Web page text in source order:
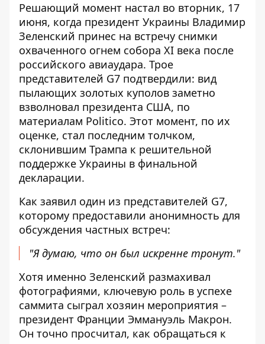
Решающий момент настал во вторник, 17
июня, когда президент Украины Владимир
Зеленский принес на встречу снимки
охваченного огнем собора XI века после
российского авиаудара. Трое
представителей G7 подтвердили: вид
пылающих золотых куполов заметно
взволновал президента США, по
материалам Politico. Этот момент, по их
оценке, стал последним толчком,
склонившим Трампа к решительной
поддержке Украины в финальной
декларации.
Как заявил один из представителей G7,
которому предоставили анонимность для
обсуждения частных встреч:
"Я думаю, что он был искренне тронут."
Хотя именно Зеленский размахивал
фотографиями, ключевую роль в успехе
саммита сыграл хозяин мероприятия –
президент Франции Эммануэль Макрон.
Он точно просчитал, как обращаться к